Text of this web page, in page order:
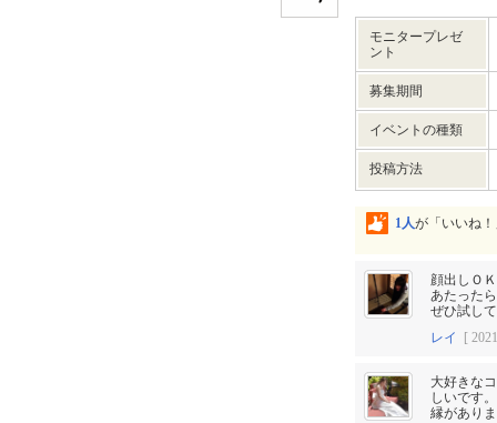
モニタープレゼ
ント
募集期間
イベントの種類
投稿方法
1人が「いいね
顔出しＯ
あたった
ぜひ試し
レイ
[
大好きな
しいです
縁があり